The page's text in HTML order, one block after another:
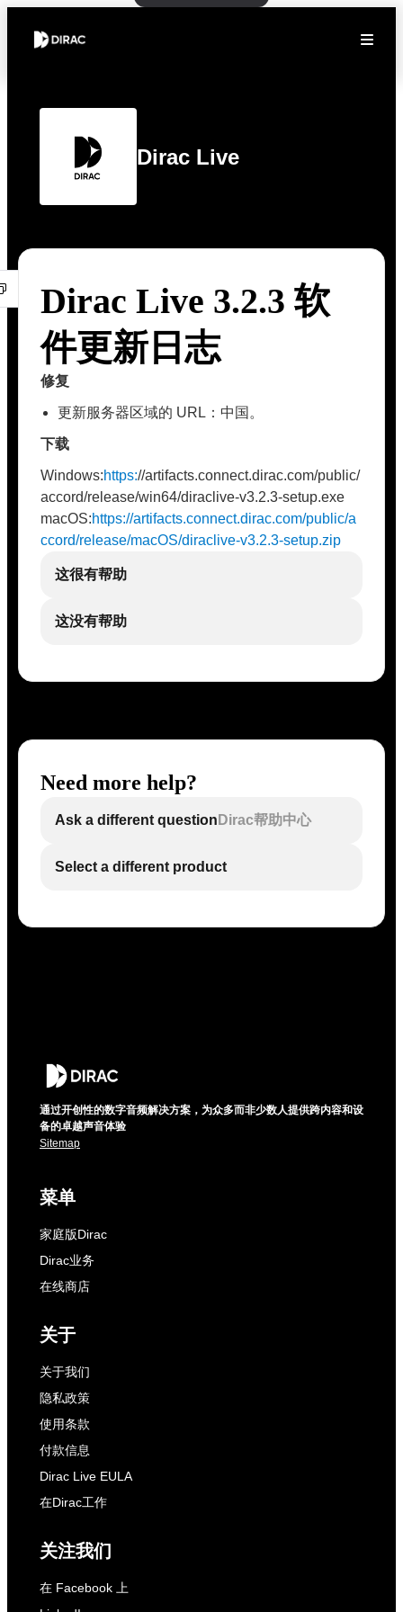
Dirac Live
Dirac Live 3.2.3 软
件更新日志
修复
更新服务器区域的 URL：中国。
下载
Windows:https://artifacts.connect.dirac.com/public/
accord/release/win64/diraclive-v3.2.3-setup.exe
macOS:https://artifacts.connect.dirac.com/public/a
ccord/release/macOS/diraclive-v3.2.3-setup.zip
这很有帮助
这没有帮助
Need more help?
Ask a different question Dirac帮助中心
Select a different product
通过开创性的数字音频解决方案，为众多而非少数人提供跨内容和设
备的卓越声音体验
Sitemap
菜单
家庭版Dirac
Dirac业务
在线商店
关于
关于我们
隐私政策
使用条款
付款信息
Dirac Live EULA
在Dirac工作
关注我们
在 Facebook 上